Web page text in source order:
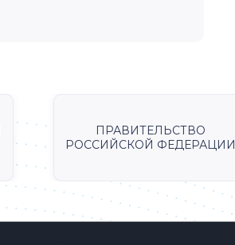
ПРАВИТЕЛЬСТВО
РОССИЙСКОЙ ФЕДЕРАЦИИ